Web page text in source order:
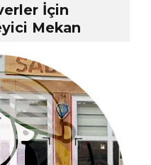
İçin
Mekan